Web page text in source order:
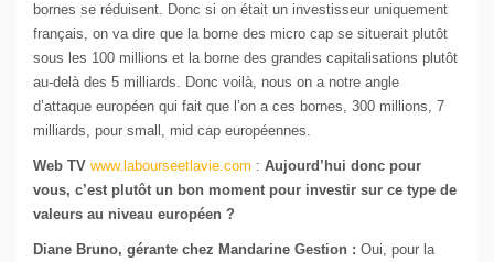
bornes se réduisent. Donc si on était un investisseur uniquement
français, on va dire que la borne des micro cap se situerait plutôt
sous les 100 millions et la borne des grandes capitalisations plutôt
au-delà des 5 milliards. Donc voilà, nous on a notre angle
d’attaque européen qui fait que l’on a ces bornes, 300 millions, 7
milliards, pour small, mid cap européennes.
Web TV www.labourseetlavie.com : Aujourd’hui donc pour
vous, c’est plutôt un bon moment pour investir sur ce type de
valeurs au niveau européen ?
Diane Bruno, gérante chez Mandarine Gestion : Oui, pour la